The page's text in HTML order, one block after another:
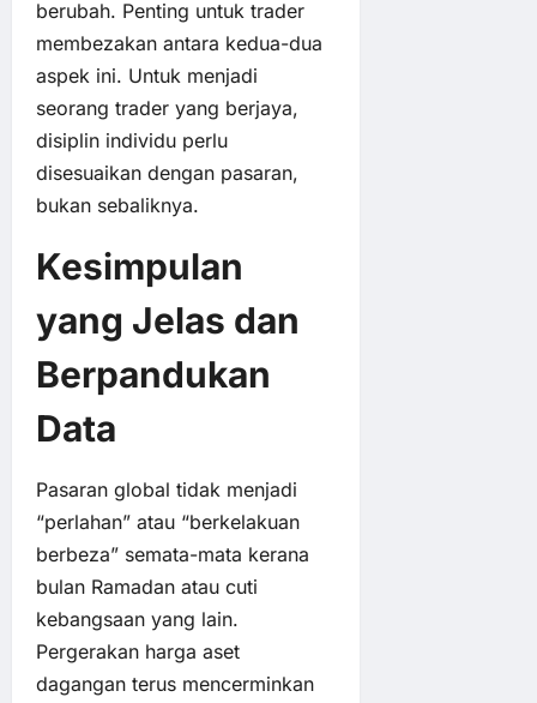
berubah. Penting untuk trader
membezakan antara kedua-dua
aspek ini. Untuk menjadi
seorang trader yang berjaya,
disiplin individu perlu
disesuaikan dengan pasaran,
bukan sebaliknya.
Kesimpulan
yang Jelas dan
Berpandukan
Data
Pasaran global tidak menjadi
“perlahan” atau “berkelakuan
berbeza” semata-mata kerana
bulan Ramadan atau cuti
kebangsaan yang lain.
Pergerakan harga aset
dagangan terus mencerminkan